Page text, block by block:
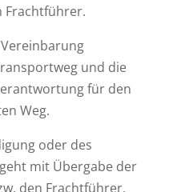
Frachtführer.
und die
für den
Weg.
oder des
mit Übergabe der
den Frachtführer,